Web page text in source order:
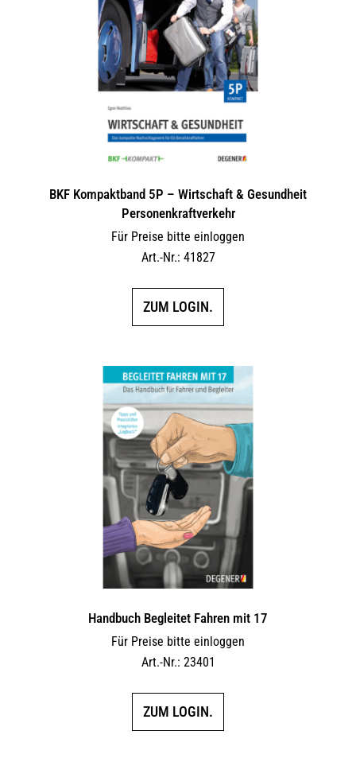
BKF Kompaktband 5P – Wirtschaft & Gesundheit
Personenkraftverkehr
Für Preise bitte einloggen
Art.-Nr.: 41827
ZUM LOGIN.
Handbuch Begleitet Fahren mit 17
Für Preise bitte einloggen
Art.-Nr.: 23401
ZUM LOGIN.